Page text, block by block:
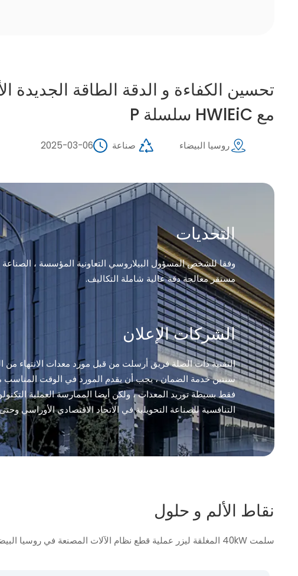
تحسين الكفاءة و الدقة الطاقة الجديدة
مع HWlEiC سلسلة P
روسيا البيضاء صناعة 2025-03-06
التحديات
وفقا للشخص المسؤول البيلاروسي التعاونية المؤسسة ، الصناعة
مستقر معالجة دقة عالية شاملة التكاليف.
الشركات الإعلان
التقنية ذات الصلة فريق أرسلت من قبل مورد معدات الانتهاء من
سنتين خدمة الضمان ، يجب أن يقدم المورد في الوقت المناسب
فقط بسيطة توريد المعدات ، ولكن أيضا الممارسة العملية
التنافسية للصناعة التحويلية في الاتحاد الاقتصادي الأوراسي
نقاط الألم و حلول
سلمت 40kW المغلقة ليزر عملية قطع نظام الآلات المصنعة في روسيا البيضاء ، وتعزيز لوحة سميكة قطع مع ±0.02 mm الدقة ، الضميمة آمنة ، المزدوج طاولة عالية الكفاءة العملية.